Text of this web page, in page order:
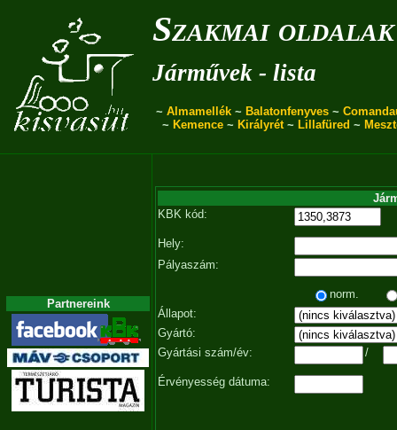
Szakmai oldalak
Járművek - lista
~ Almamellék ~ Balatonfenyves ~
~ Kemence~ Királyrét~ Lillafüred ~
Partnereink
KBK kód:
Hely:
Pályaszám:
norm.
Állapot:
Gyártó:
Gyártási szám/év:
/
Érvényesség dátuma: